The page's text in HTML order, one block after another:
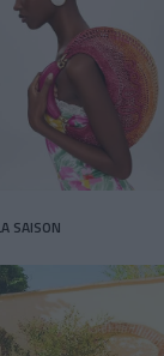
SAISON